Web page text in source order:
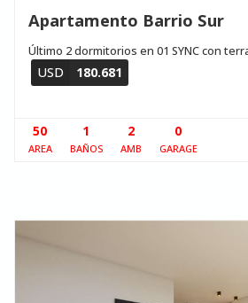
Apartamento Barrio Sur
Último 2 dormitorios en 01 SYNC con
USD 180.681
50
AREA
1
BAÑOS
2
AMB
0
GARAGE